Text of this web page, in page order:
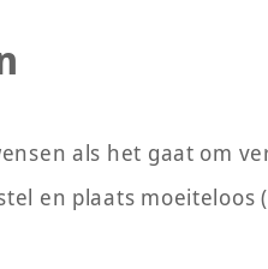
als het gaat om
en plaats